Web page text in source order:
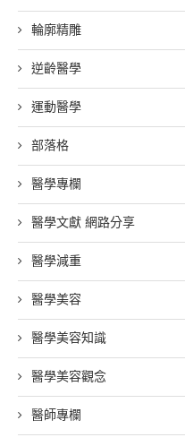
輪廓精雕
逆齡醫學
運動醫學
部落格
醫學專欄
醫學文獻 網路分享
醫學減重
醫學美容
醫學美容知識
醫學美容觀念
醫師專欄